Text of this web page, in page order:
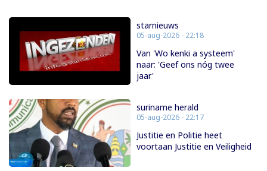
starnieuws
05-aug-2026 - 22:18
Van 'Wo kenki a systeem'
naar: 'Geef ons nóg twee
jaar'
suriname herald
05-aug-2026 - 22:17
Justitie en Politie heet
voortaan Justitie en Veiligheid